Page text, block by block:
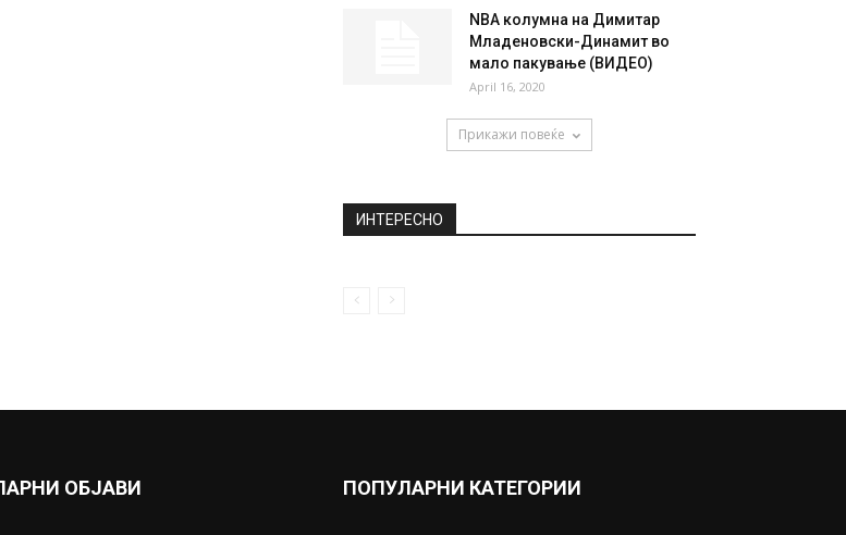
NBA колумна на Димитар
Младеновски-Динамит во
мало пакување (ВИДЕО)
April 16, 2020
Прикажи повеќе
ИНТЕРЕСНО
ОБЈАВИ ПОПУЛАРНИ КАТЕГОРИИ